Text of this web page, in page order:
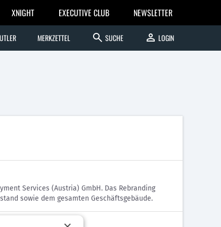
XNIGHT EXECUTIVE CLUB NEWSLETTER
MERKZETTEL search SUCHE person LOGIN
Services (Austria) GmbH. Das Rebranding
sowie dem gesamten Geschäftsgebäude.